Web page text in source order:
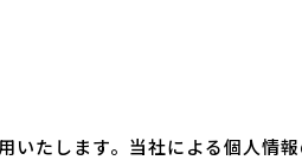
たします。当社による個人情